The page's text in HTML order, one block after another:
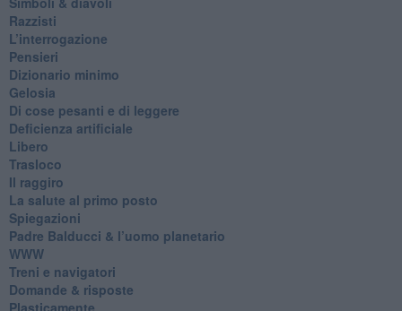
Razzisti
​L’interrogazione
Pensieri
​Dizionario minimo
Gelosia
Di cose pesanti e di leggere
​Deficienza artificiale
Libero
Trasloco
Il raggiro
​La salute al primo posto
Spiegazioni
Padre Balducci & l’uomo planetario
WWW
​Treni e navigatori
​Domande & risposte
​Plasticamente